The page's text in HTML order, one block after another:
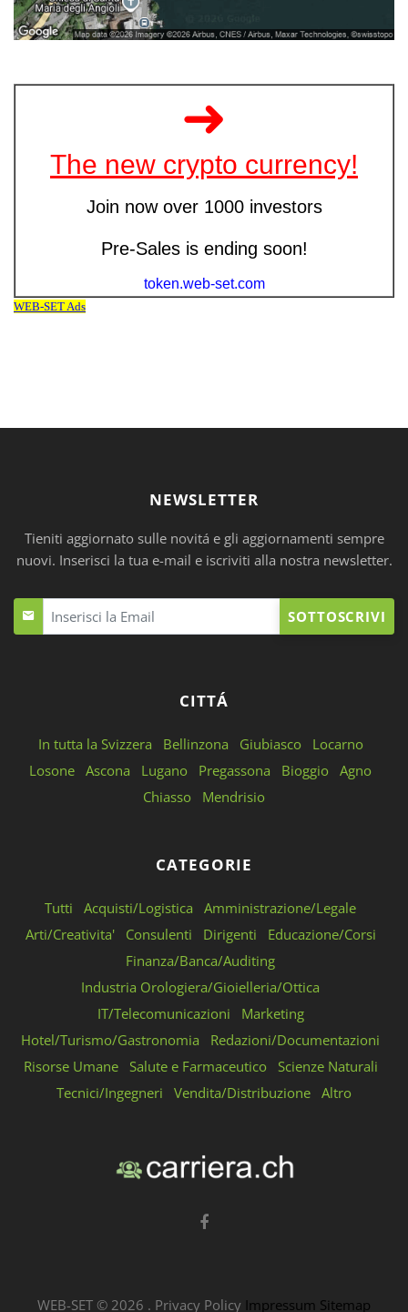
NEWSLETTER
Tieniti aggiornato sulle novitá e gli aggiornamenti sempre
nuovi. Inserisci la tua e-mail e iscriviti alla nostra newsletter.
SOTTOSCRIVI
CITTÁ
In tutta la Svizzera Bellinzona Giubiasco
Locarno
Losone Ascona Lugano Pregassona Bioggio Agno
Chiasso
Mendrisio
CATEGORIE
Tutti Acquisti/Logistica
Amministrazione/Legale
Arti/Creativita'
Consulenti Dirigenti
Educazione/Corsi
Finanza/Banca/Auditing
Industria Orologiera/Gioielleria/Ottica
IT/Telecomunicazioni
Marketing
Hotel/Turismo/Gastronomia
Redazioni/Documentazioni
Risorse Umane
Salute e Farmaceutico
Scienze Naturali
Tecnici/Ingegneri
Vendita/Distribuzione Altro
WEB-SET © 2026 . Privacy Policy Impressum Sitemap